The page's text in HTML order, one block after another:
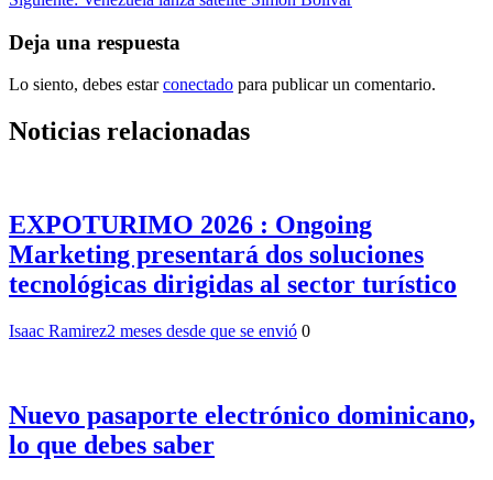
Deja una respuesta
Lo siento, debes estarconectado para publicar un comentario.
Noticias relacionadas
EXPOTURIMO 2026 : Ongoing
Marketing presentará dos soluciones
tecnológicas dirigidas al sector turístico
Isaac Ramirez2 meses desde que se envió 0
Nuevo pasaporte electrónico dominicano,
lo que debes saber